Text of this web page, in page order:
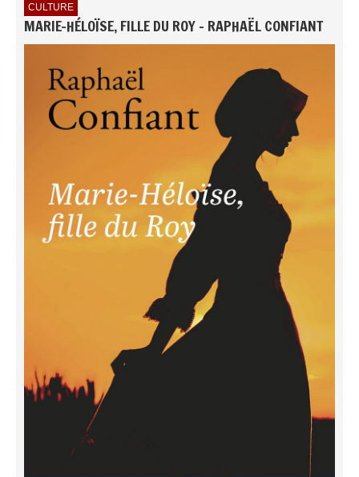
CULTURE
MARIE-HÉLOÏSE, FILLE DU ROY - RAPHAËL CONFIANT